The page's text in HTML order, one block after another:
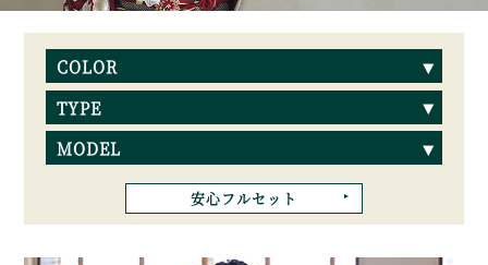
COLOR
TYPE
MODEL
安心フルセット